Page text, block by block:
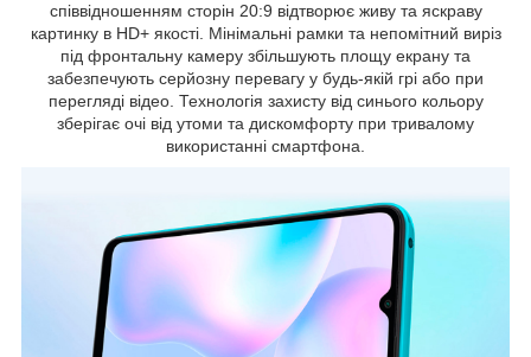
співвідношенням сторін 20:9 відтворює живу та яскраву
картинку в HD+ якості. Мінімальні рамки та непомітний виріз
під фронтальну камеру збільшують площу екрану та
забезпечують серйозну перевагу у будь-якій грі або при
перегляді відео. Технологія захисту від синього кольору
зберігає очі від утоми та дискомфорту при тривалому
використанні смартфона.